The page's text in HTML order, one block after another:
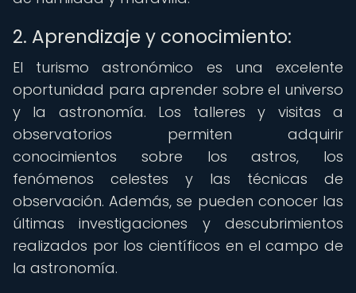
2. Aprendizaje y conocimiento:
El turismo astronómico es una excelente
oportunidad para aprender sobre el universo
y la astronomía. Los talleres y visitas a
observatorios permiten adquirir
conocimientos sobre los astros, los
fenómenos celestes y las técnicas de
observación. Además, se pueden conocer las
últimas investigaciones y descubrimientos
realizados por los científicos en el campo de
la astronomía.